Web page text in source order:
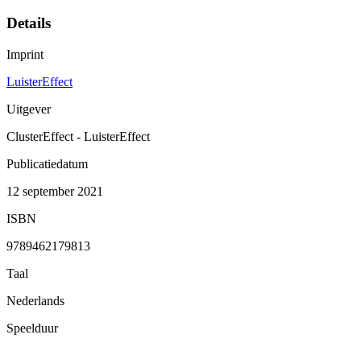
Details
Imprint
LuisterEffect
Uitgever
ClusterEffect - LuisterEffect
Publicatiedatum
12 september 2021
ISBN
9789462179813
Taal
Nederlands
Speelduur